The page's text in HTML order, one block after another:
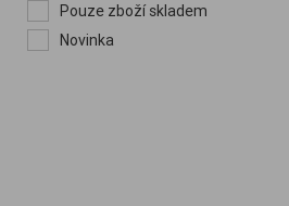
Pouze zboží skladem
Novinka